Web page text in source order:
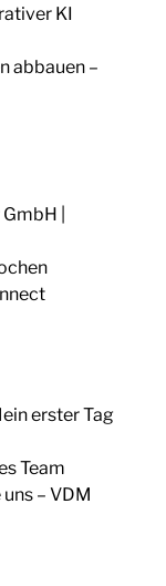
KI
abbauen –
|
erster Tag
Team
– VDM